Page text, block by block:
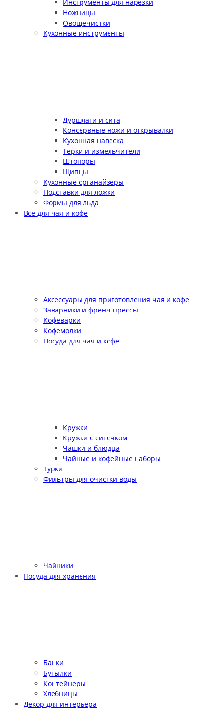
Инструменты для нарезки
Ножницы
Овощечистки
Кухонные инструменты
Дуршлаги и сита
Консервные ножи и открывалки
Кухонная навеска
Терки и измельчители
Штопоры
Щипцы
Кухонные органайзеры
Подставки для ложки
Формы для льда
Все для чая и кофе
Аксессуары для приготовления чая и кофе
Заварники и френч-прессы
Кофеварки
Кофемолки
Посуда для чая и кофе
Кружки
Кружки с ситечком
Чашки и блюдца
Чайные и кофейные наборы
Турки
Фильтры для очистки воды
Чайники
Посуда для хранения
Банки
Бутылки
Контейнеры
Хлебницы
Декор для интерьера